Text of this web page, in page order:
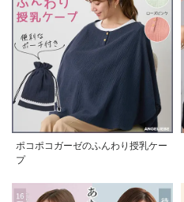
ポコポコガーゼのふんわり授乳ケー
プ